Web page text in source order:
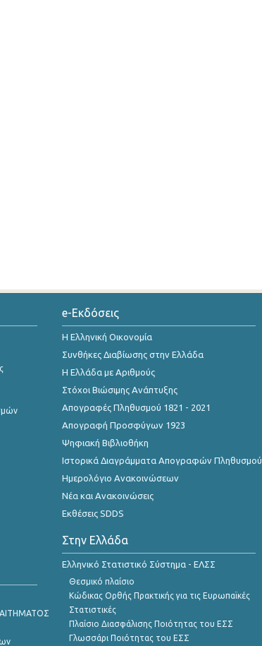
ΑΙΤΗΜΑΤΟΣ
e-Εκδόσεις
Η Ελληνική Οικονομία
Συνθήκες Διαβίωσης στην Ελλάδα
Η Ελλάδα με Αριθμούς
Στόχοι Βιώσιμης Ανάπτυξης
Απογραφές Πληθυσμού 1821 - 2021
Απογραφή Προσφύγων 1923
Ψηφιακή Βιβλιοθήκη
Ιστορικά Διαγράμματα Απογραφών Πληθυσμού
Ημερολόγιο Ανακοινώσεων
Νέα και Ανακοινώσεις
Εκθέσεις SDDS
Στην Ελλάδα
Ελληνικό Στατιστικό Σύστημα - ΕΛΣΣ
Θεσμικό πλαίσιο
Κώδικας Ορθής Πρακτικής για τις Ευρωπαϊκές
Στατιστικές
Πλαίσιο Διασφάλισης Ποιότητας του ΕΣΣ
Γλωσσάρι Ποιότητας του ΕΣΣ